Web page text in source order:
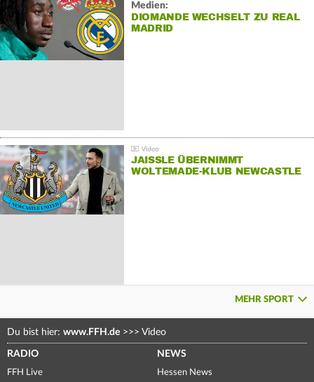
Medien:
DIOMANDE WECHSELT ZU REAL
MADRID
JAISSLE ÜBERNIMMT
WOLTEMADE-KLUB NEWCASTLE
MEHR SPORT
Du bist hier: www.FFH.de >>> Video
RADIO
FFH Live
NEWS
Hessen News